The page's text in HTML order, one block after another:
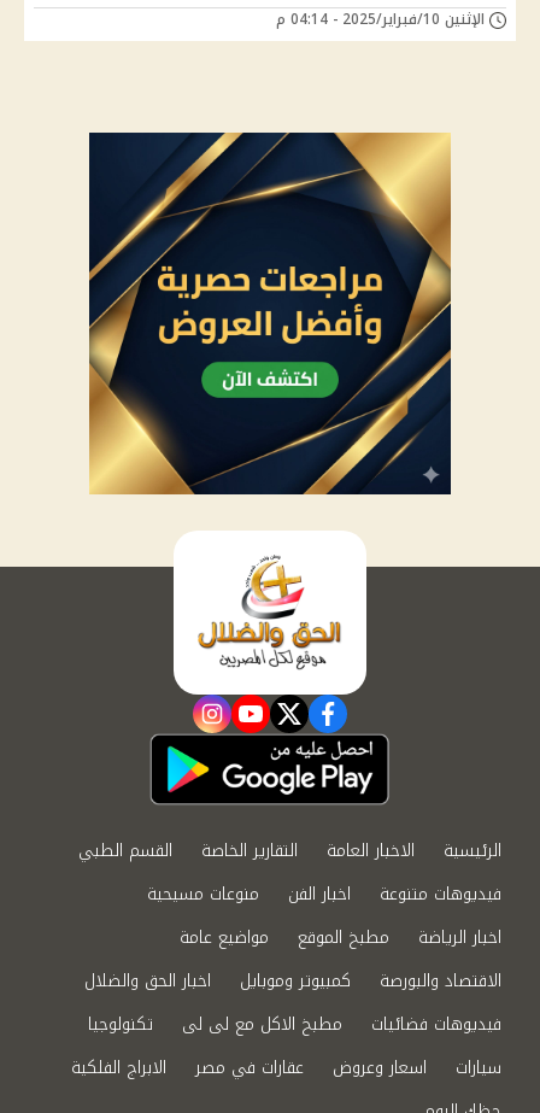
الإثنين 10/فبراير/2025 - 04:14 م
facebook
twitter
youtube
instagram
الرئيسية الاخبار العامة التقارير الخاصة
القسم الطبي
فيديوهات متنوعة
اخبار الفن
منوعات مسيحية
اخبار الرياضة
مطبخ الموقع
مواضيع عامة
الاقتصاد والبورصة
كمبيوتر وموبايل
اخبار الحق والضلال
فيديوهات فضائيات
مطبخ الاكل مع لى لى
تكنولوجيا
سيارات
اسعار وعروض عقارات في مصر
الابراج الفلكية